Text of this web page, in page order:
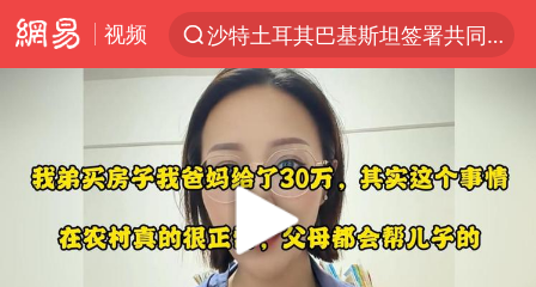
视频
沙特土耳其巴基斯坦签署共同防务协议
泉州市委书记张毅恭被查
台风白海豚已进入24小时警戒线